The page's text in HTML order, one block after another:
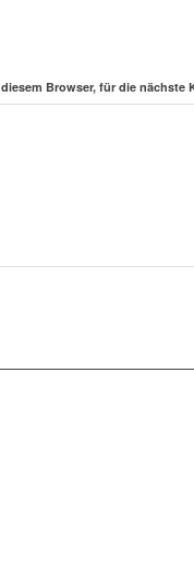
Browser, für die